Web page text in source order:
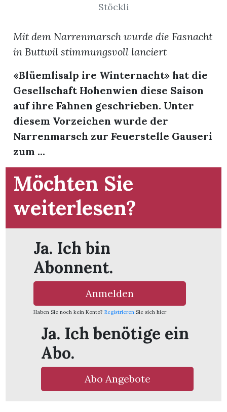
Stöckli
Mit dem Narrenmarsch wurde die Fasnacht
in Buttwil stimmungsvoll lanciert
«Blüemlisalp ire Winternacht» hat die
Gesellschaft Hohenwien diese Saison
auf ihre Fahnen geschrieben. Unter
diesem Vorzeichen wurde der
Narrenmarsch zur Feuerstelle Gauseri
zum ...
Möchten Sie
weiterlesen?
Ja. Ich bin
Abonnent.
Anmelden
Haben Sie noch kein Konto? Registrieren Sie sich hier
Ja. Ich benötige ein
Abo.
Abo Angebote